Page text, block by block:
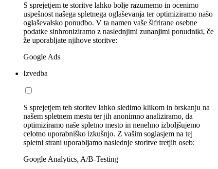
S sprejetjem te storitve lahko bolje razumemo in ocenimo
uspešnost našega spletnega oglaševanja ter optimiziramo našo
oglaševalsko ponudbo. V ta namen vaše šifrirane osebne
podatke sinhroniziramo z naslednjimi zunanjimi ponudniki, če
že uporabljate njihove storitve:
Google Ads
Izvedba
S sprejetjem teh storitev lahko sledimo klikom in brskanju na
našem spletnem mestu ter jih anonimno analiziramo, da
optimiziramo naše spletno mesto in nenehno izboljšujemo
celotno uporabniško izkušnjo. Z vašim soglasjem na tej
spletni strani uporabljamo naslednje storitve tretjih oseb:
Google Analytics, A/B-Testing